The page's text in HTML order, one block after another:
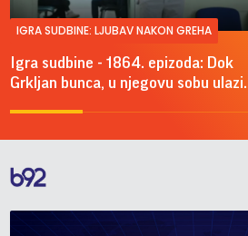
IGRA SUDBINE: LJUBAV NAKON GREHA
Igra sudbine - 1864. epizoda: Dok
Grkljan bunca, u njegovu sobu